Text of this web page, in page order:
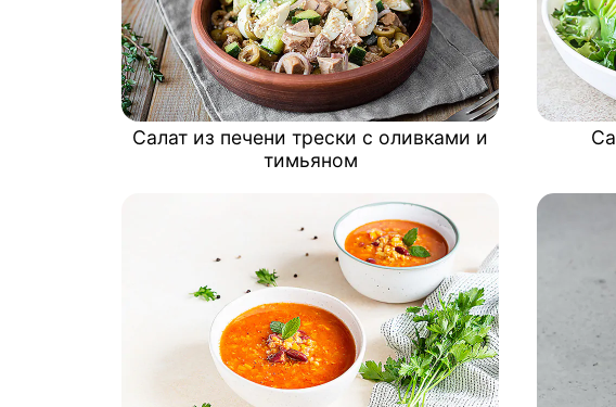
Салат из печени трески с оливками и
тимьяном